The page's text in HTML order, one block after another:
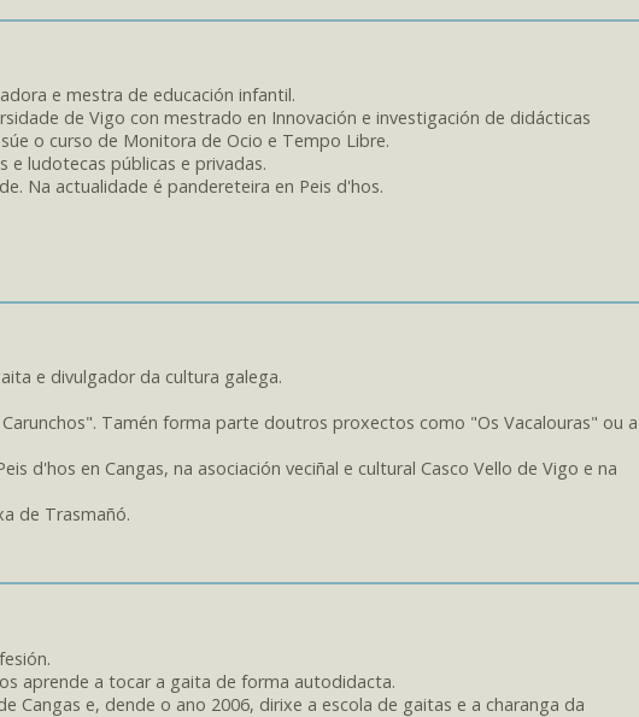
e mestra de educación infantil.
de Vigo con mestrado en Innovación e investigación de didácticas
o curso de Monitora de Ocio e Tempo Libre.
e ludotecas públicas e privadas.
Na actualidade é pandereteira en Peis d'hos.
e divulgador da cultura galega.
Tamén forma parte doutros proxectos como "Os Vacalouras" ou a
d'hos en Cangas, na asociación veciñal e cultural Casco Vello de Vigo e na
de Trasmañó.
aprende a tocar a gaita de forma autodidacta.
Cangas e, dende o ano 2006, dirixe a escola de gaitas e a charanga da